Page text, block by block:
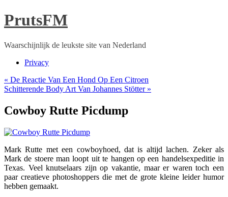
PrutsFM
Waarschijnlijk de leukste site van Nederland
Privacy
« De Reactie Van Een Hond Op Een Citroen
Schitterende Body Art Van Johannes Stötter »
Cowboy Rutte Picdump
Mark Rutte met een cowboyhoed, dat is altijd lachen. Zeker als
Mark de stoere man loopt uit te hangen op een handelsexpeditie in
Texas. Veel knutselaars zijn op vakantie, maar er waren toch een
paar creatieve photoshoppers die met de grote kleine leider humor
hebben gemaakt.